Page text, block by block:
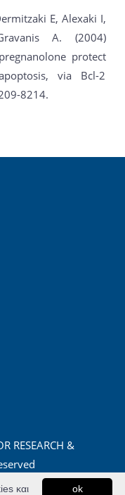
E, Alexaki I,
A. (2004)
protect
via Bcl-2
8214.
RESEARCH &
ok
και